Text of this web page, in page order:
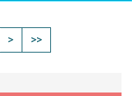
> >>